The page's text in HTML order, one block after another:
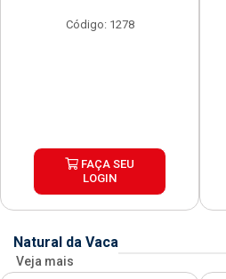
Código: 1278
FAÇA SEU
LOGIN
Natural da Vaca
Veja mais